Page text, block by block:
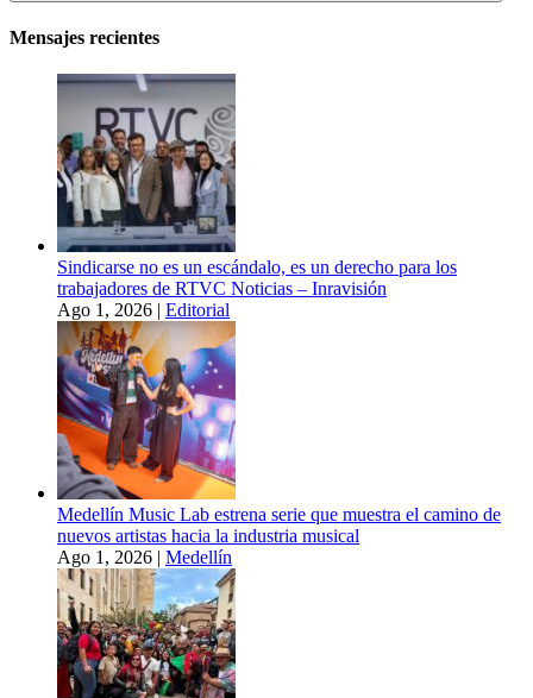
Mensajes recientes
Sindicarse no es un escándalo, es un derecho para los
trabajadores de RTVC Noticias – Inravisión
Ago 1, 2026 | Editorial
Medellín Music Lab estrena serie que muestra el camino de
nuevos artistas hacia la industria musical
Ago 1, 2026 | Medellín